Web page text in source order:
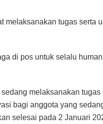
melaksanakan tugas serta
di pos untuk selalu
melaksanakan
bagi anggota yang
selesai pada 2 Januari